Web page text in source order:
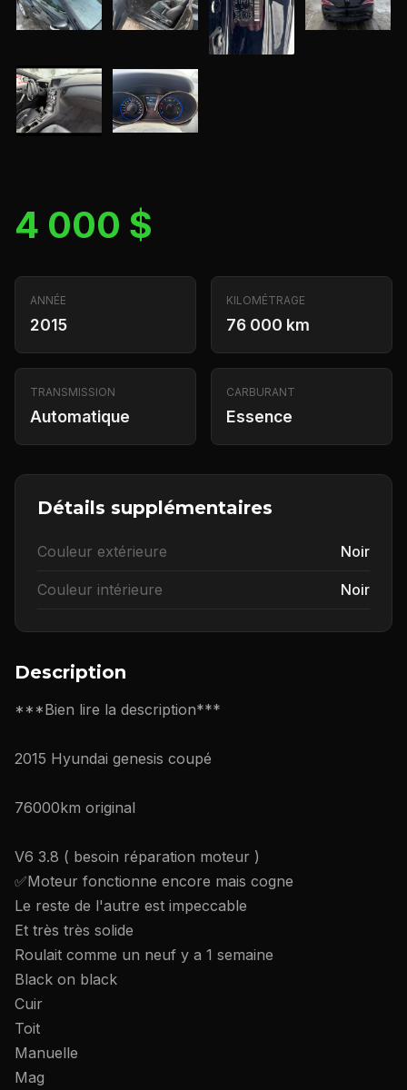
4 000 $
ANNÉE
2015
KILOMÉTRAGE
76 000 km
TRANSMISSION
Automatique
CARBURANT
Essence
Détails supplémentaires
Couleur extérieure Noir
Couleur intérieure Noir
Description
***Bien lire la description***
2015 Hyundai genesis coupé
76000km original
V6 3.8 ( besoin réparation moteur )
✅Moteur fonctionne encore mais cogne
Le reste de l'autre est impeccable
Et très très solide
Roulait comme un neuf y a 1 semaine
Black on black
Cuir
Toit
Manuelle
Mag